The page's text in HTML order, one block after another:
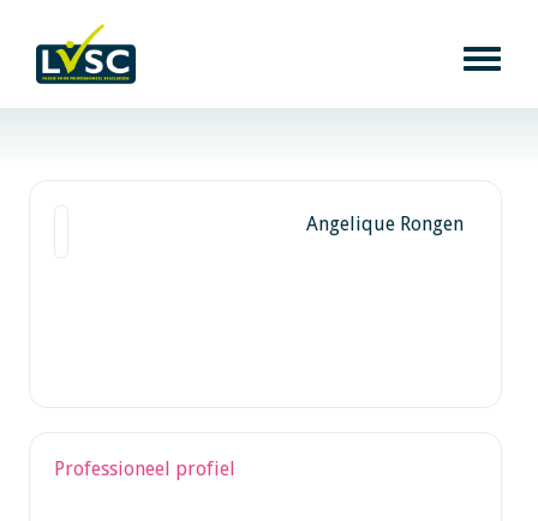
Angelique Rongen
Professioneel profiel